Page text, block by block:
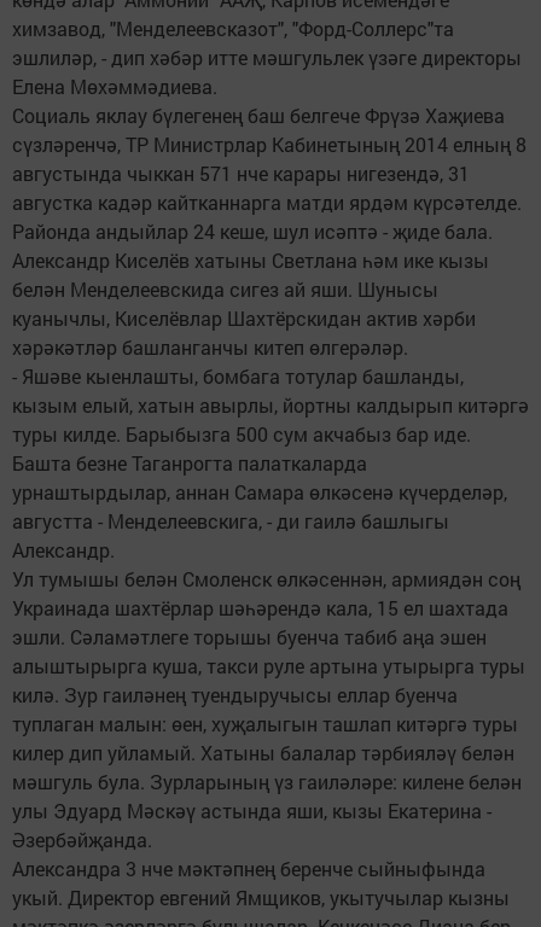
химзавод, "Менделеевсказот", "Форд-Соллерс"та
эшлиләр, - дип хәбәр итте мәшгульлек үзәге директоры
Елена Мөхәммәдиева.
Социаль яклау бүлегенең баш белгече Фрүзә Хаҗиева
сүзләренчә, ТР Министрлар Кабинетының 2014 елның 8
августында чыккан 571 нче карары нигезендә, 31
августка кадәр кайтканнарга матди ярдәм күрсәтелде.
Районда андыйлар 24 кеше, шул исәптә - җиде бала.
Александр Киселёв хатыны Светлана һәм ике кызы
белән Менделеевскида сигез ай яши. Шунысы
куанычлы, Киселёвлар Шахтёрскидан актив хәрби
хәрәкәтләр башланганчы китеп өлгерәләр.
- Яшәве кыенлашты, бомбага тотулар башланды,
кызым елый, хатын авырлы, йортны калдырып китәргә
туры килде. Барыбызга 500 сум акчабыз бар иде.
Башта безне Таганрогта палаткаларда
урнаштырдылар, аннан Самара өлкәсенә күчерделәр,
августта - Менделеевскига, - ди гаилә башлыгы
Александр.
Ул тумышы белән Смоленск өлкәсеннән, армиядән соң
Украинада шахтёрлар шәһәрендә кала, 15 ел шахтада
эшли. Сәламәтлеге торышы буенча табиб аңа эшен
алыштырырга куша, такси руле артына утырырга туры
килә. Зур гаиләнең туендыручысы еллар буенча
туплаган малын: өен, хуҗалыгын ташлап китәргә туры
килер дип уйламый. Хатыны балалар тәрбияләү белән
мәшгуль була. Зурларының үз гаиләләре: килене белән
улы Эдуард Мәскәү астында яши, кызы Екатерина -
Әзербәйҗанда.
Александра 3 нче мәктәпнең беренче сыйныфында
укый. Директор евгений Ямщиков, укытучылар кызны